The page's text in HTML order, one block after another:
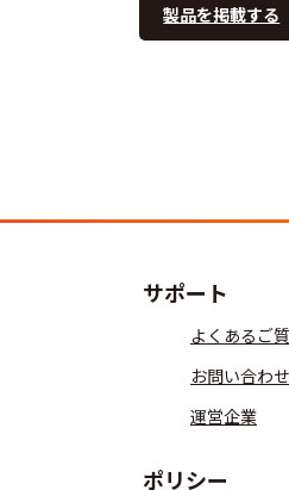
製品を掲載する
サポート
よくあるご
お問い合わせ
運営企業
ポリシー